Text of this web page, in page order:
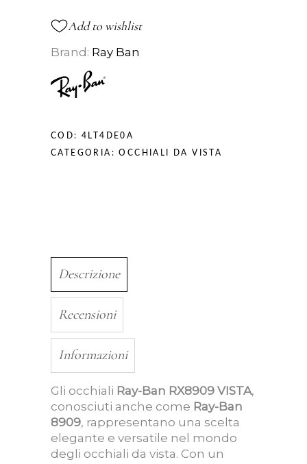
Add to wishlist
Brand: Ray Ban
COD: 4LT4DE0A
CATEGORIA:OCCHIALI DA VISTA
Descrizione
Recensioni
Informazioni
Gli occhiali Ray-Ban RX8909 VISTA,
conosciuti anche come Ray-Ban
8909, rappresentano una scelta
elegante e versatile nel mondo
degli occhiali da vista. Con un